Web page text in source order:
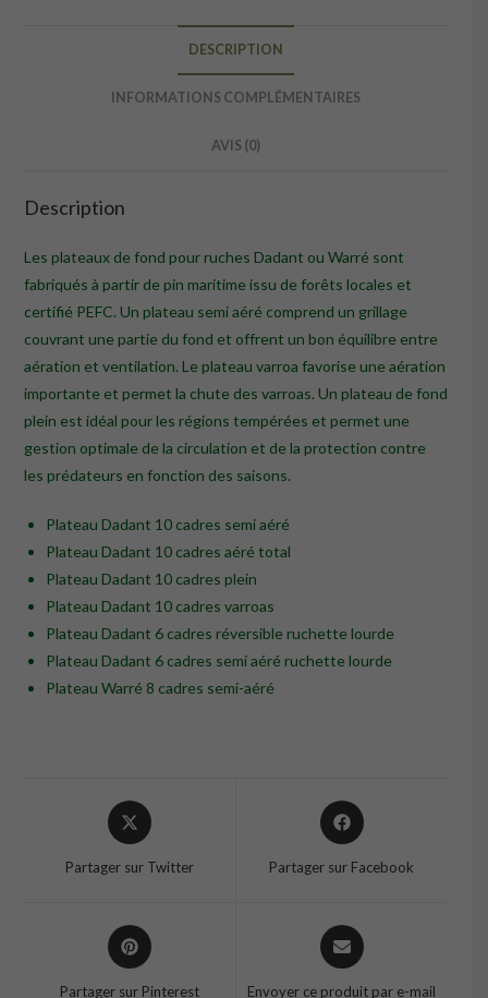
DESCRIPTION
INFORMATIONS COMPLÉMENTAIRES
AVIS (0)
Description
Les plateaux de fond pour ruches Dadant ou Warré sont
fabriqués à partir de pin maritime issu de forêts locales et
certifié PEFC. Un plateau semi aéré comprend un grillage
couvrant une partie du fond et offrent un bon équilibre entre
aération et ventilation. Le plateau varroa favorise une aération
importante et permet la chute des varroas. Un plateau de fond
plein est idéal pour les régions tempérées et permet une
gestion optimale de la circulation et de la protection contre
les prédateurs en fonction des saisons.
Plateau Dadant 10 cadres semi aéré
Plateau Dadant 10 cadres aéré total
Plateau Dadant 10 cadres plein
Plateau Dadant 10 cadres varroas
Plateau Dadant 6 cadres réversible ruchette lourde
Plateau Dadant 6 cadres semi aéré ruchette lourde
Plateau Warré 8 cadres semi-aéré
Opens
in
new
Partager sur Twitter
Opens
in
Partager sur Facebook
Opens
in
Partager sur Pinterest
Opens
in
Envoyer ce produit par e-mail